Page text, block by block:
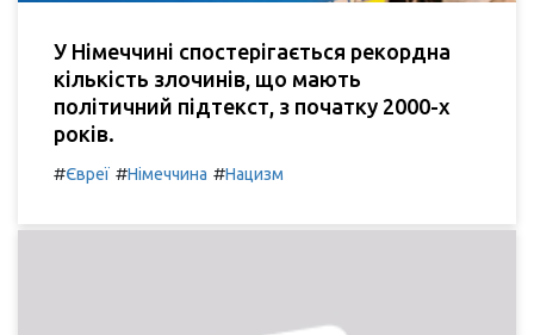
У Німеччині спостерігається рекордна
кількість злочинів, що мають
політичний підтекст, з початку 2000-х
років.
#Євреї #Німеччина #Нацизм